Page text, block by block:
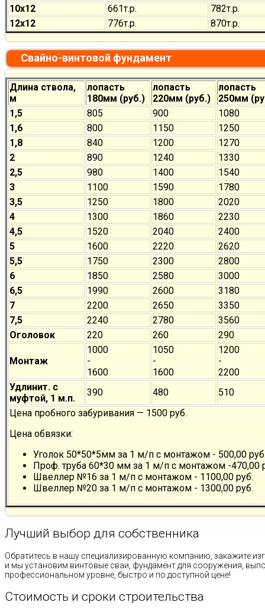
10х12
661т.р. 782т.р.
12х12
776т.р. 870т.р.
Свайно-винтовой фундамент
Длина ствола,
м
лопасть
180мм (руб.)
лопасть
220мм (руб.)
лопасть
250мм
1,5
805 900
1080
1,6
800 1150
1250
1,8
840 1200
1270
2
890 1240
1330
2,5
980 1400
1540
3
1100 1590
1780
3,5
1250 1800
2020
4
1300 1860
2230
4,5
1520 2040
2400
5
1600 2220
2620
5,5
1750 2300
2800
6
1850 2580
3000
6,5
1990 2600
3180
7
2200 2650
3350
7,5
2240 2780
3560
Оголовок
220 260 290
Монтаж
1000
-
1600
1050
-
1600
1200
-
2200
Удлинит. с
муфтой, 1 м.п.
390 480
510
Цена пробного забуривания — 1500 руб.
Цена обвязки:
Уголок 50*50*5мм за 1 м/п с монтажом - 500,00
Проф. труба 60*30 мм за 1 м/п с монтажом -470,00
Швеллер №16 за 1 м/п с монтажом - 1100,00 руб.
Швеллер №20 за 1 м/п с монтажом - 1300,00 руб.
Лучший выбор для собственника
Обратитесь в нашу специализированную компанию, закажите
и мы установим винтовые сваи, фундамент для сооружения,
профессиональном уровне, быстро и по доступной цене!
Стоимость и сроки строительства